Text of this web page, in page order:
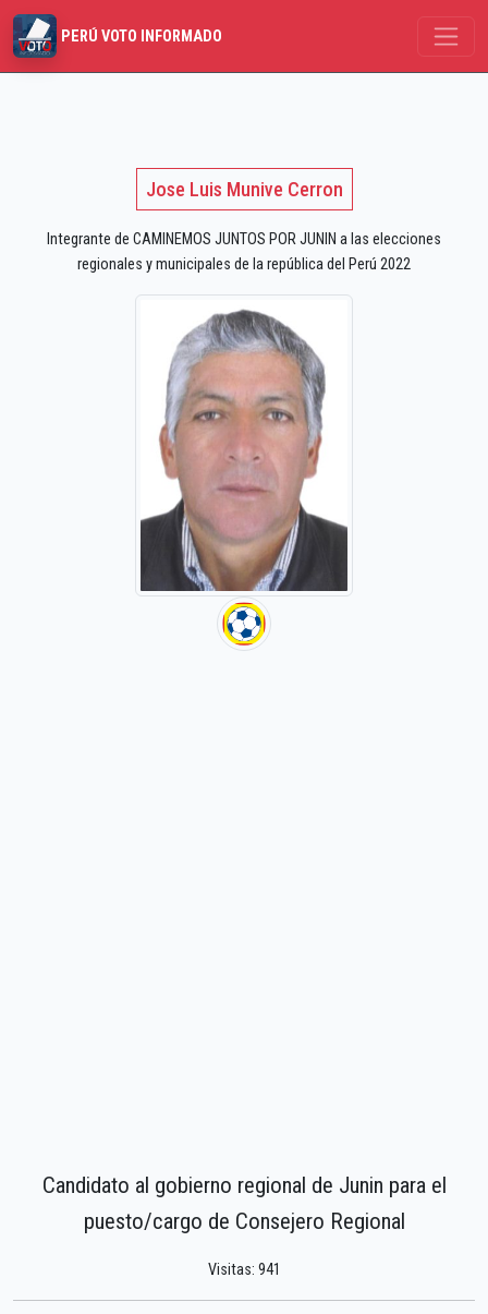
PERÚ VOTO INFORMADO
Jose Luis Munive Cerron
Integrante de CAMINEMOS JUNTOS POR JUNIN a las elecciones
regionales y municipales de la república del Perú 2022
Candidato al gobierno regional de Junin para el
puesto/cargo de Consejero Regional
Visitas: 941